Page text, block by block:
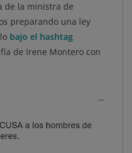
de la ministra de
preparando una ley
bajo el hashtag
de Irene Montero con